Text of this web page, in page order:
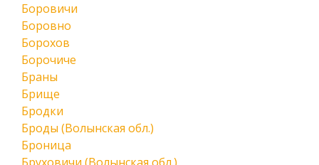
Боровичи
Боровно
Борохов
Борочиче
Браны
Брище
Бродки
Броды (Волынская обл.)
Броница